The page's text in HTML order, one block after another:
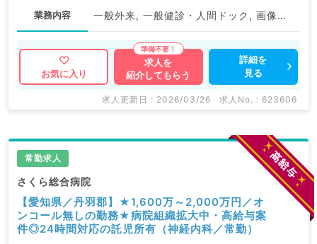
業務内容 一般外来, 一般健診・人間ドック, 画像診断（一次読影）, 心カテ
お気に入り
求人を
紹介してもらう
詳細を
見る
求人更新日 : 2026/03/26 求人No. : 623606
常勤求人
さくら総合病院
【愛知県／丹羽郡】★1,600万～2,000万円／オ
ンコール無しの勤務★病院組織拡大中・高給与案
件◎24時間対応の託児所有（神経内科／常勤）